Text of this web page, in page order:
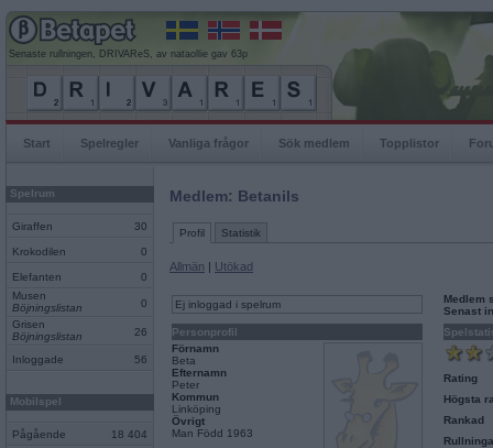
Senaste rullningen, DRIVAReS, av nataollie gav 63p
Start Spelregler Vanliga frågor Sök medlem Topplistor
Spelrum
Giraffen 30
Krokodilen 0
Elefanten
0
Musen
Böjningslistan
0
Grisen
Böjningslistan
26
Inloggade 56
Mobilspel
Pågående 18 404
Medlem: Betanils
Profil Statistik
Allmän | Utökad
Ej inloggad i spelrum
Personprofil
Förnamn
Beta
Efternamn
Peter
Kommun
Linköping
Övrigt
Man Född 1963
Medlem
Senast
Rating
Högsta
Rankad